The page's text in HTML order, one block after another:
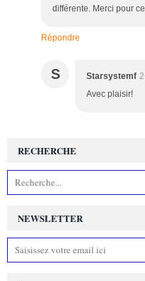
différente. Merci pour
Répondre
S Starsystemf
Avec plaisir!
NEWSLETTER
RECHERCHE